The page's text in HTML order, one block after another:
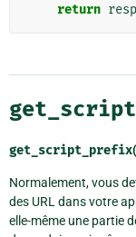
return
get_script_prefix
Normalement, vous
des URL dans votre
elle-même une partie